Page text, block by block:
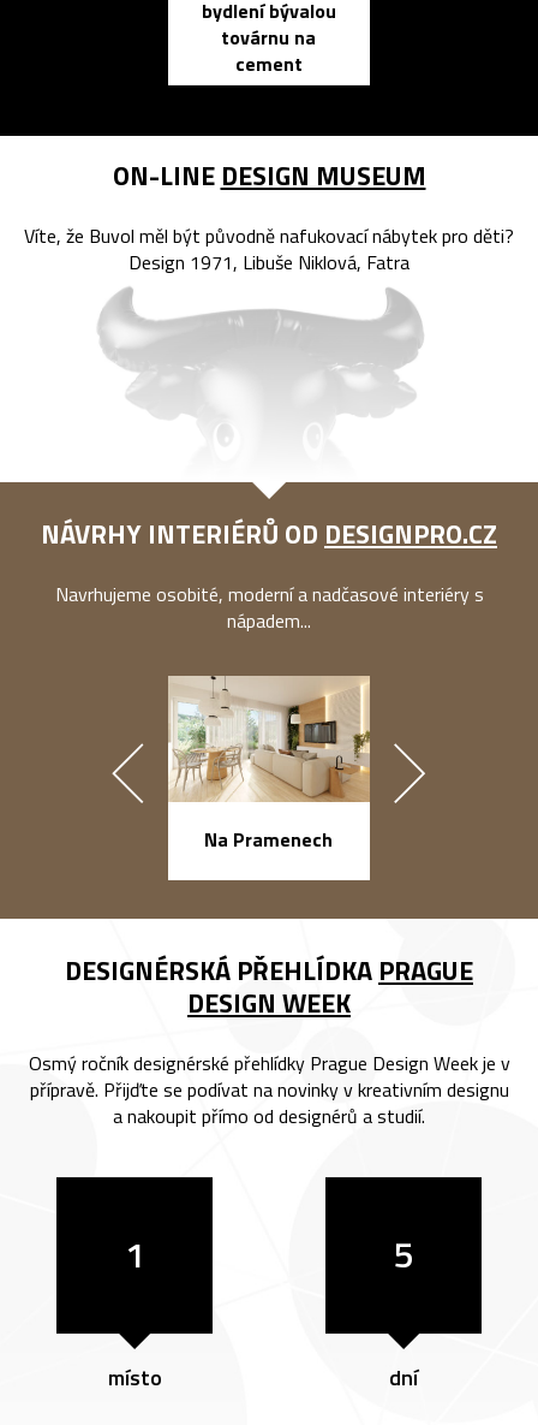
bydlení bývalou
továrnu na
cement
ON-LINE DESIGN MUSEUM
Víte, že Buvol měl být původně nafukovací nábytek pro děti?
Design 1971, Libuše Niklová, Fatra
NÁVRHY INTERIÉRŮ OD DESIGNPRO.CZ
Navrhujeme osobité, moderní a nadčasové interiéry s
nápadem...
Na Pramenech
DESIGNÉRSKÁ PŘEHLÍDKA PRAGUE
DESIGN WEEK
Osmý ročník designérské přehlídky Prague Design Week je v
přípravě. Přijďte se podívat na novinky v kreativním designu
a nakoupit přímo od designérů a studií.
1
místo
5
dní